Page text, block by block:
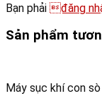
Bạn phải đăng
Sản phẩm
Máy sục khí con